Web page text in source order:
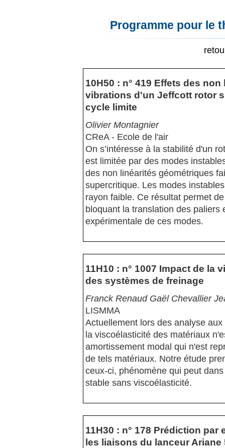
Programme pour le
10H50 : n° 419 Effets des
vibrations d'un Jeffcott rotor
cycle limite
Olivier Montagnier
CReA - Ecole de l'air
On s’intéresse à la stabilité d'un
est limitée par des modes
des non linéarités géométriques
supercritique. Les modes
rayon faible. Ce résultat permet
bloquant la translation des paliers
expérimentale de ces modes.
11H10 : n° 1007 Impact de
des systèmes de freinage
Franck Renaud Gaël Chevallier
LISMMA
Actuellement lors des analyse
la viscoélasticité des matériaux
amortissement modal qui n'est
de tels matériaux. Notre étude
ceux-ci, phénomène qui peut
stable sans viscoélasticité.
11H30 : n° 178 Prédiction
les liaisons du lanceur Ariane